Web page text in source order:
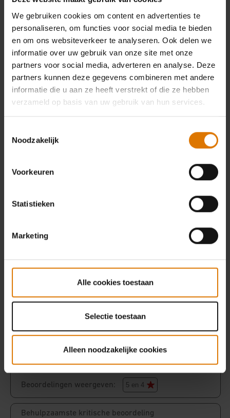
We gebruiken cookies om content en advertenties te
personaliseren, om functies voor social media te bieden
en om ons websiteverkeer te analyseren. Ook delen we
informatie over uw gebruik van onze site met onze
partners voor social media, adverteren en analyse. Deze
partners kunnen deze gegevens combineren met andere
informatie die u aan ze heeft verstrekt of die ze hebben
verzameld op basis van uw gebruik van hun services.
Noodzakelijk
Voorkeuren
Statistieken
Marketing
Alle cookies toestaan
Selectie toestaan
Alleen noodzakelijke cookies